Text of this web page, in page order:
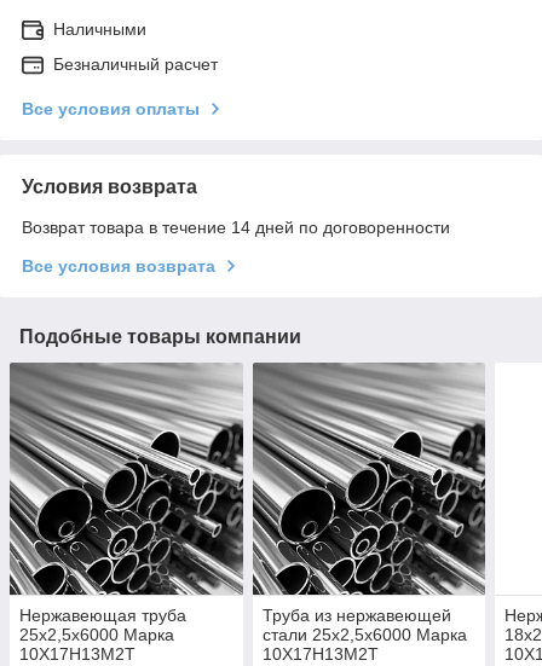
Наличными
Безналичный расчет
Все условия оплаты
Условия возврата
Возврат товара в течение 14 дней по договоренности
Все условия возврата
Подобные товары компании
Нержавеющая труба
25х2,5х6000 Марка
10Х17Н13М2Т
Труба из нержавеющей
стали 25х2,5х6000 Марка
10Х17Н13М2Т